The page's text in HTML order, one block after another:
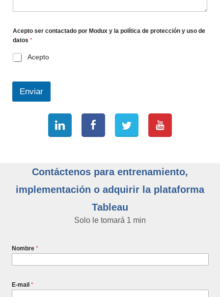
Acepto ser contactado por Modux y la política de protección y uso de
datos *
Acepto
Enviar
Contáctenos para entrenamiento,
implementación o adquirir la plataforma
Tableau
Solo le tomará 1 min
Nombre *
E-mail *